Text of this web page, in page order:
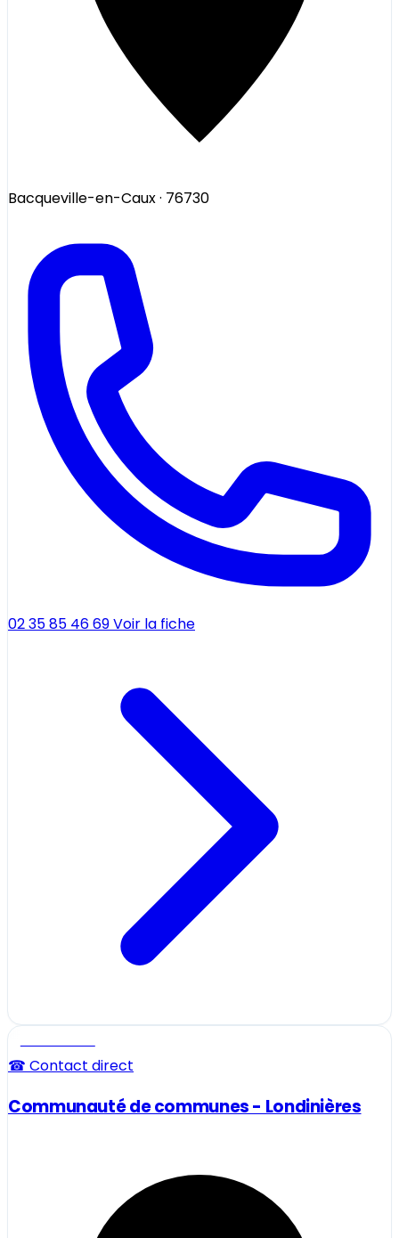
Bacqueville-en-Caux· 76730
02 35 85 46 69Voir la fiche
☎ Contact direct
Communauté de communes - Londinières